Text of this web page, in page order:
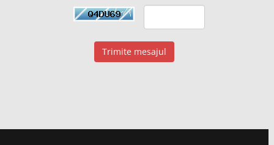
Trimite mesajul